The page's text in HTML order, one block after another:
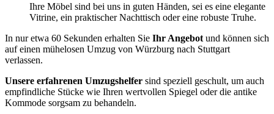
Ihre Möbel sind bei uns in guten Händen, sei es eine elegante
Vitrine, ein praktischer Nachttisch oder eine robuste Truhe.
In nur etwa 60 Sekunden erhalten Sie Ihr Angebot und können sich
auf einen mühelosen Umzug von Würzburg nach Stuttgart
verlassen.
Unsere erfahrenen Umzugshelfer sind speziell geschult, um auch
empfindliche Stücke wie Ihren wertvollen Spiegel oder die antike
Kommode sorgsam zu behandeln.